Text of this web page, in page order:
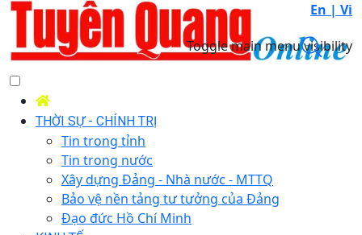
En | Vi
Toggle main menu visibility
THỜI SỰ - CHÍNH TRỊ
Tin trong tỉnh
Tin trong nước
Xây dựng Đảng - Nhà nước - MTTQ
Bảo vệ nền tảng tư tưởng của Đảng
Đạo đức Hồ Chí Minh